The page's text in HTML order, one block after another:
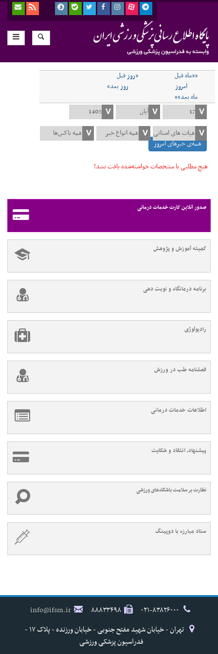
««ماه قبل
«روز قبل
امروز
روز بعد»
ماه بعد»»
همه‌ی خبرهای امروز
هیچ مطلبی با مشخصات خواسته‌شده یافت نشد!
صدور آنلاین کارت خدمات درمانی
کمیته آموزش و پژوهش
برنامه درمانگاه و نوبت دهی
رادیولوژی
فصلنامه طب در ورزش
اطلاعات خدمات درمانی
پیشنهاد، انتقاد و شکایت
نظارت بر سلامت باشگاه‌های ورزشی
ستاد مبارزه با دوپینگ
۸۸۸۳۳۴۹۸
info@ifsm.ir
تهران - خیابان شهید مفتح جنوبی - خیابان ورزنده - پلاک ۱۷ -
فدراسیون پزشکی ورزشی